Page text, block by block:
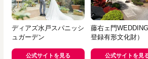
ディアズ水戸スパニッシ
ュガーデン
公式サイトを見る
藤右ェ門
登録有形文化財）
公式サイトを見